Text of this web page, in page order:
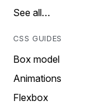
See all…
CSS GUIDES
Box model
Animations
Flexbox